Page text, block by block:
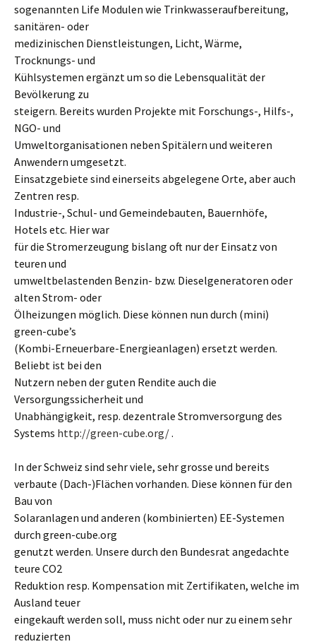
sogenannten Life Modulen wie Trinkwasseraufbereitung,
sanitären- oder
medizinischen Dienstleistungen, Licht, Wärme,
Trocknungs- und
Kühlsystemen ergänzt um so die Lebensqualität der
Bevölkerung zu
steigern. Bereits wurden Projekte mit Forschungs-, Hilfs-,
NGO- und
Umweltorganisationen neben Spitälern und weiteren
Anwendern umgesetzt.
Einsatzgebiete sind einerseits abgelegene Orte, aber auch
Zentren resp.
Industrie-, Schul- und Gemeindebauten, Bauernhöfe,
Hotels etc. Hier war
für die Stromerzeugung bislang oft nur der Einsatz von
teuren und
umweltbelastenden Benzin- bzw. Dieselgeneratoren oder
alten Strom- oder
Ölheizungen möglich. Diese können nun durch (mini)
green-cube’s
(Kombi-Erneuerbare-Energieanlagen) ersetzt werden.
Beliebt ist bei den
Nutzern neben der guten Rendite auch die
Versorgungssicherheit und
Unabhängigkeit, resp. dezentrale Stromversorgung des
Systems http://green-cube.org/.
In der Schweiz sind sehr viele, sehr grosse und bereits
verbaute (Dach-)Flächen vorhanden. Diese können für den
Bau von
Solaranlagen und anderen (kombinierten) EE-Systemen
durch green-cube.org
genutzt werden. Unsere durch den Bundesrat angedachte
teure CO2
Reduktion resp. Kompensation mit Zertifikaten, welche im
Ausland teuer
eingekauft werden soll, muss nicht oder nur zu einem sehr
reduzierten